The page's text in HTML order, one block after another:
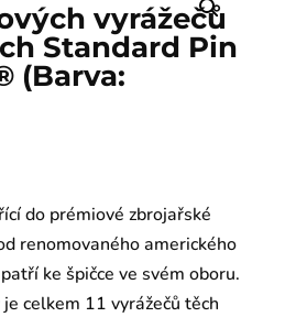
vyrážečů
Standard Pin
(Barva:
do prémiové zbrojařské
renomovaného amerického
ke špičce ve svém oboru.
celkem 11 vyrážečů těch